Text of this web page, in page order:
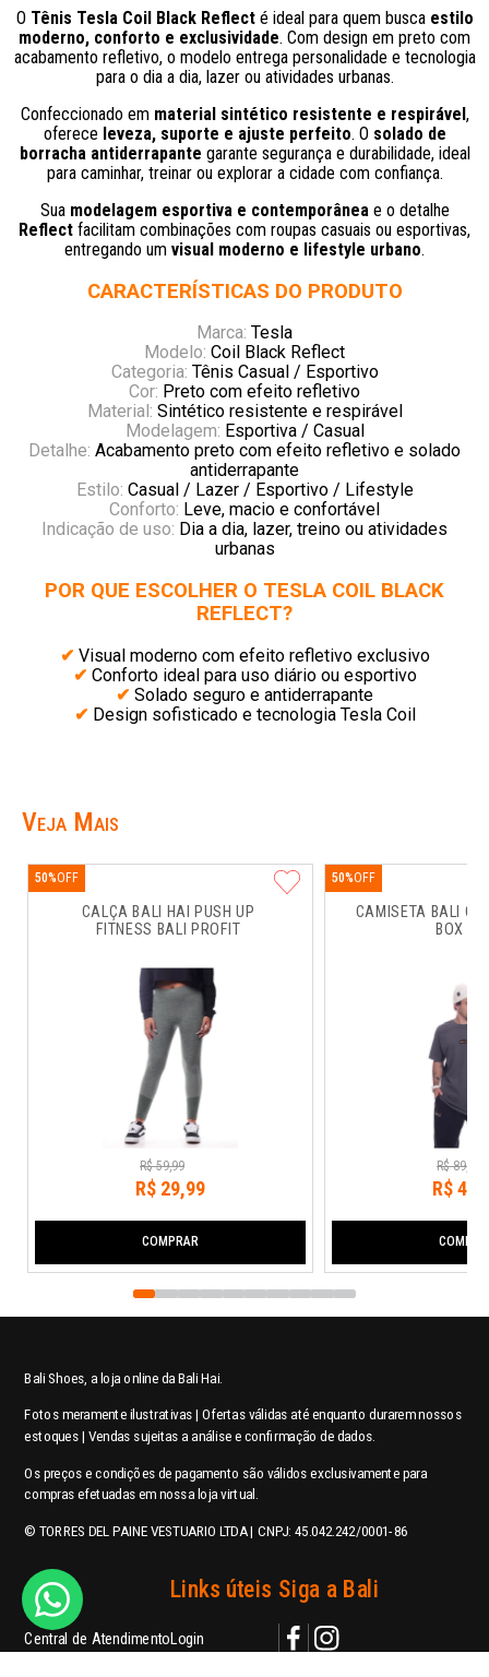
O Tênis Tesla Coil Black Reflecté ideal para quem busca estilo
moderno, conforto e exclusividade. Com design em preto com
acabamento refletivo, o modelo entrega personalidade e tecnologia
para o dia a dia, lazer ou atividades urbanas.
Confeccionado em material sintético resistente e respirável,
oferece leveza, suporte e ajuste perfeito. O solado de
borracha antiderrapante garante segurança e durabilidade, ideal
para caminhar, treinar ou explorar a cidade com confiança.
Sua modelagem esportiva e contemporâneae o detalhe
Reflect facilitam combinações com roupas casuais ou esportivas,
entregando um visual moderno e lifestyle urbano.
CARACTERÍSTICAS DO PRODUTO
Marca: Tesla
Modelo: Coil Black Reflect
Categoria: Tênis Casual / Esportivo
Cor: Preto com efeito refletivo
Material: Sintético resistente e respirável
Modelagem: Esportiva / Casual
Detalhe: Acabamento preto com efeito refletivo e solado
antiderrapante
Estilo: Casual / Lazer / Esportivo / Lifestyle
Conforto: Leve, macio e confortável
Indicação de uso: Dia a dia, lazer, treino ou atividades
urbanas
POR QUE ESCOLHER O TESLA COIL BLACK
REFLECT?
✔ Visual moderno com efeito refletivo exclusivo
✔ Conforto ideal para uso diário ou esportivo
✔ Solado seguro e antiderrapante
✔ Design sofisticado e tecnologia Tesla Coil
Veja Mais
CALÇA BALI HAI PUSH UP
FITNESS BALI PROFIT
50%
R$ 59,99
R$ 29,99
COMPRAR
CAMISETA BALI
BOX
50%
R$ 89,
R$44
Bali Shoes, a loja online da Bali Hai.
Fotos meramente ilustrativas | Ofertas válidas até enquanto durarem nossos
estoques | Vendas sujeitas a análise e confirmação de dados.
Os preços e condições de pagamento são válidos exclusivamente para
compras efetuadas em nossa loja virtual.
© TORRES DEL PAINE VESTUARIO LTDA | CNPJ: 45.042.242/0001-86
Ajuda
Central de Atendimento
Links úteis
Login
Siga a Bali